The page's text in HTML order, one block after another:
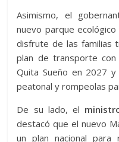
Asimismo, el
nuevo parque
disfrute de las familias
plan de transporte
Quita Sueño en 2027
peatonal y rompeolas
De su lado, el
destacó que el nuevo
un plan nacional para